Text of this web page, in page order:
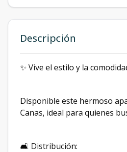
Descripción
✨ Vive el estilo y la
Disponible este hermoso
Canas, ideal para quienes
🛋️ Distribución: